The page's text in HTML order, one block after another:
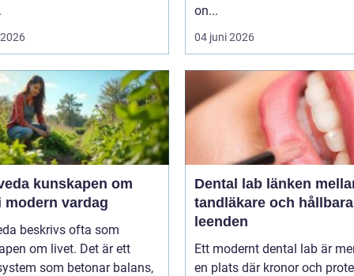
on...
04 juni 2026
om
modern vardag
beskrivs ofta som
om livet. Det är ett
som betonar balans,
Dental lab länken mellan
tandläkare och hållbara
leenden
Ett modernt dental lab är
en plats där kronor och